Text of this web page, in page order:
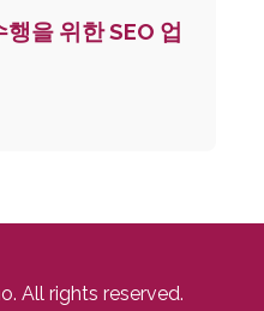
을 위한 SEO 업
All rights reserved.